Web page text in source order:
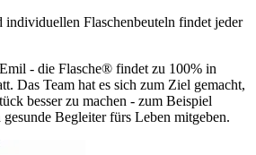
individuellen Flaschenbeuteln findet jeder
- die Flasche® findet zu 100% in
Das Team hat es sich zum Ziel gemacht,
besser zu machen - zum Beispiel
Begleiter fürs Leben mitgeben.